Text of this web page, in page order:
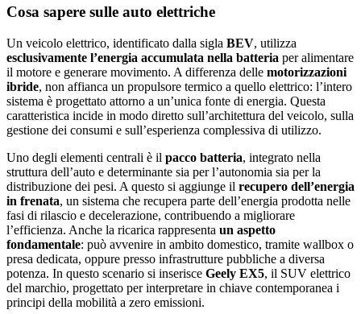
Cosa sapere sulle auto elettriche
Un veicolo elettrico, identificato dalla sigla BEV, utilizza
esclusivamente l’energia accumulata nella batteria per alimentare
il motore e generare movimento. A differenza delle motorizzazioni
ibride, non affianca un propulsore termico a quello elettrico: l’intero
sistema è progettato attorno a un’unica fonte di energia. Questa
caratteristica incide in modo diretto sull’architettura del veicolo, sulla
gestione dei consumi e sull’esperienza complessiva di utilizzo.
Uno degli elementi centrali è il pacco batteria, integrato nella
struttura dell’auto e determinante sia per l’autonomia sia per la
distribuzione dei pesi. A questo si aggiunge il recupero dell’energia
in frenata, un sistema che recupera parte dell’energia prodotta nelle
fasi di rilascio e decelerazione, contribuendo a migliorare
l’efficienza. Anche la ricarica rappresenta un aspetto
fondamentale: può avvenire in ambito domestico, tramite wallbox o
presa dedicata, oppure presso infrastrutture pubbliche a diversa
potenza. In questo scenario si inserisce Geely EX5, il SUV elettrico
del marchio, progettato per interpretare in chiave contemporanea i
principi della mobilità a zero emissioni.